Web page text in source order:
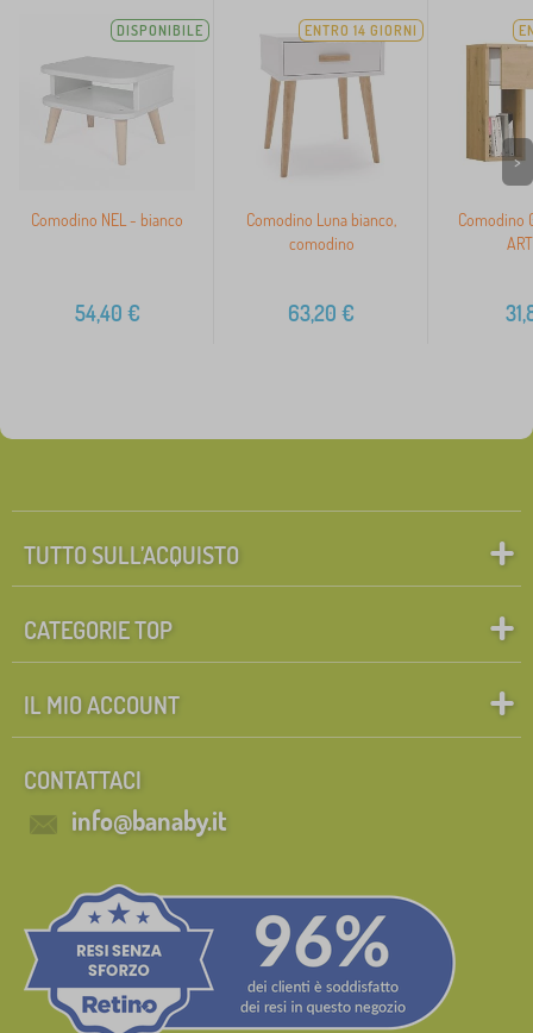
DISPONIBILE
Comodino NEL - bianco
54,40 €
ENTRO 14 GIORNI
Comodino Luna bianco,
comodino
63,20 €
Comodino
>
TUTTO SULL’ACQUISTO
CATEGORIE TOP
IL MIO ACCOUNT
CONTATTACI
info@banaby.it